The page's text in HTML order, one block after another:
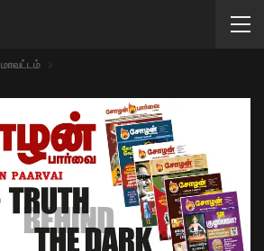
மாவட்டம்